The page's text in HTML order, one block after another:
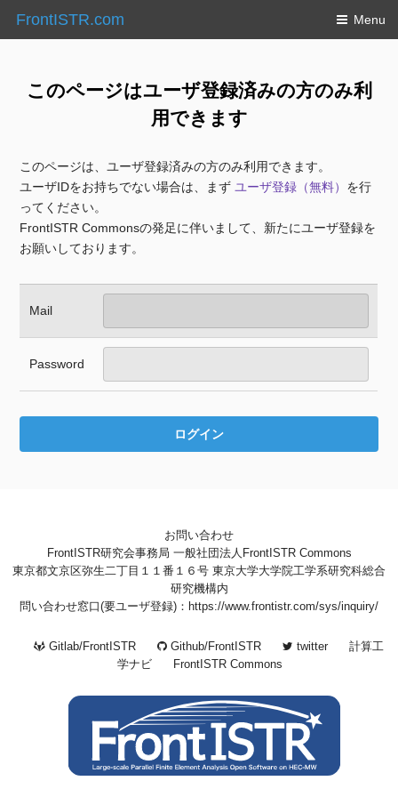
FrontISTR.com Menu
このページはユーザ登録済みの方のみ利
用できます
このページは、ユーザ登録済みの方のみ利用できます。
ユーザIDをお持ちでない場合は、まず ユーザ登録（無料） を行
ってください。
FrontISTR Commonsの発足に伴いまして、新たにユーザ登録を
お願いしております。
Mail
Password
お問い合わせ
FrontISTR研究会事務局 一般社団法人FrontISTR Commons
東京都文京区弥生二丁目１１番１６号 東京大学大学院工学系研究科総合
研究機構内
問い合わせ窓口(要ユーザ登録)：https://www.frontistr.com/sys/inquiry/
Gitlab/FrontISTR Github/FrontISTR twitter
計算工
学ナビ
FrontISTR Commons